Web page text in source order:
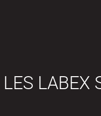
LES LABEX